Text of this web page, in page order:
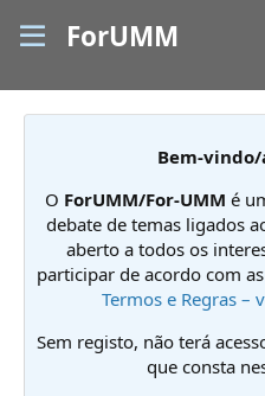
ForUMM
Bem-
O ForUMM/For-UMM é
debate de temas ligados
aberto a todos os
participar de acordo com
Termos e Regras –
Sem registo, não terá
que consta